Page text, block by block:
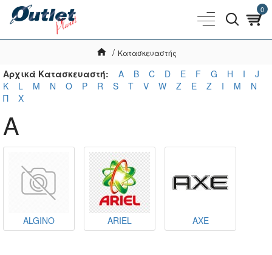
0
Κατασκευαστής
Αρχικά Κατασκευαστή: A B C D E F G H I
J
K
L M N O P R S T V W Z Ε Ζ Ι Μ
Ν
Π
Χ
A
ALGINO ARIEL AXE